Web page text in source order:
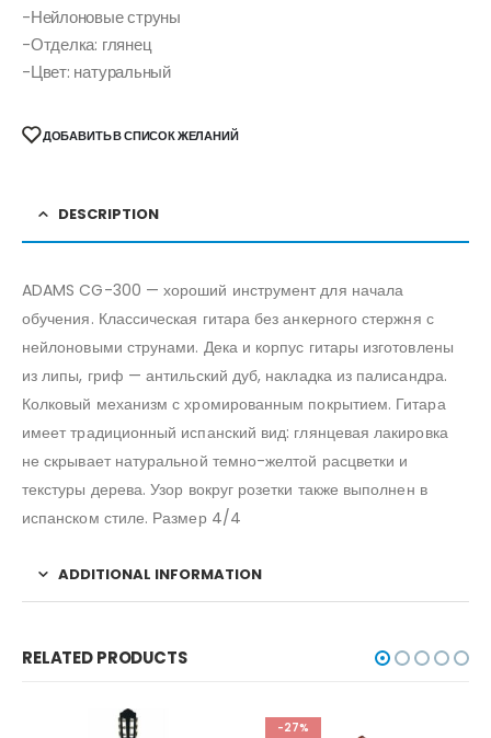
-Нейлоновые струны
-Отделка: глянец
-Цвет: натуральный
ДОБАВИТЬ В СПИСОК ЖЕЛАНИЙ
DESCRIPTION
ADAMS CG-300 — хороший инструмент для начала
обучения. Классическая гитара без анкерного стержня с
нейлоновыми струнами. Дека и корпус гитары изготовлены
из липы, гриф — антильский дуб, накладка из палисандра.
Колковый механизм с хромированным покрытием. Гитара
имеет традиционный испанский вид: глянцевая лакировка
не скрывает натуральной темно-желтой расцветки и
текстуры дерева. Узор вокруг розетки также выполнен в
испанском стиле. Размер 4/4
ADDITIONAL INFORMATION
RELATED PRODUCTS
-27%